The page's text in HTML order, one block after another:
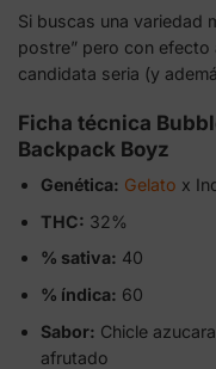
Si buscas una variedad
postre” pero con efecto
candidata seria (y
Ficha técnica
Backpack Boyz
Genética: Gelato x
THC: 32%
% sativa: 40
% índica: 60
Sabor: Chicle
afrutado